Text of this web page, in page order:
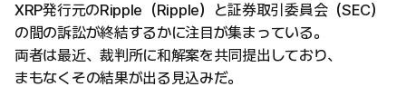
XRP発行元のRipple（Ripple）と証券取引委員会（SEC）
の間の訴訟が終結するかに注目が集まっている。
両者は最近、裁判所に和解案を共同提出しており、
まもなくその結果が出る見込みだ。